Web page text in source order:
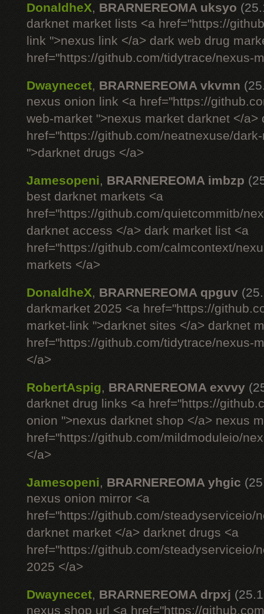
DonaldheX, BRARNEREOMA uksyo
darknet market lists <a href="https://
link ">nexus link </a> dark web drug
href="https://github.com/tidytrace/nexus-
Dwaynecet, BRARNEREOMA vkvmn
nexus onion link <a href="https://
web-market ">nexus market darknet </
href="https://github.com/neatnexuse/
">darknet drugs </a>
Jamesopeni, BRARNEREOMA imbzp
best darknet markets <a
href="https://github.com/quietcommitb/
darknet access </a> dark market list <a
href="https://github.com/calmcontext/
markets </a>
DonaldheX, BRARNEREOMA qpguv
darkmarket 2025 <a href="https://
market-link ">darknet sites </a> darknet
href="https://github.com/tidytrace/nexus-
</a>
RobertAspig, BRARNEREOMA exvvy
darknet drug links <a href="https://
onion ">nexus darknet shop </a> nexus
href="https://github.com/mildmoduleio/
</a>
Jamesopeni, BRARNEREOMA yhgic
nexus onion mirror <a
href="https://github.com/steadyserviceio/
darknet market </a> darknet drugs <a
href="https://github.com/steadyserviceio/
2025 </a>
Dwaynecet, BRARNEREOMA drpxj
nexus shop url <a href="https://